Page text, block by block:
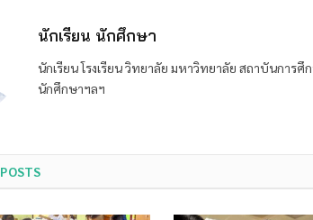
นักเรียน นักศึกษา
นักเรียน โรงเรียน วิทยาลัย มหาวิทยาลัย สถาบันการ
นักศึกษาฯลฯ
POSTS